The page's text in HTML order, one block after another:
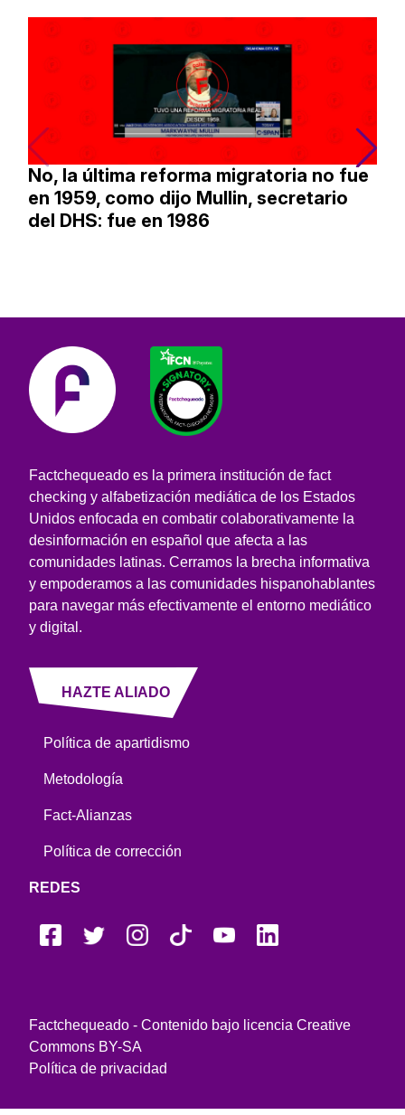
No, la última reforma migratoria no fue
en 1959, como dijo Mullin, secretario
del DHS: fue en 1986
Factchequeado es la primera institución de fact
checking y alfabetización mediática de los Estados
Unidos enfocada en combatir colaborativamente la
desinformación en español que afecta a las
comunidades latinas. Cerramos la brecha informativa
y empoderamos a las comunidades hispanohablantes
para navegar más efectivamente el entorno mediático
y digital.
HAZTE ALIADO
Política de apartidismo
Metodología
Fact-Alianzas
Política de corrección
REDES
Factchequeado - Contenido bajo licencia Creative
Commons BY-SA
Política de privacidad